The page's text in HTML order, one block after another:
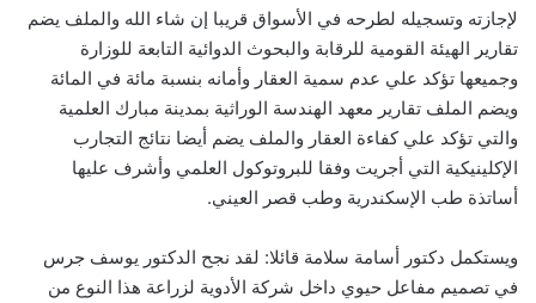
لإجازته وتسجيله لطرحه في الأسواق قريبا إن شاء الله والملف يضم
تقارير الهيئة القومية للرقابة والبحوث الدوائية التابعة للوزارة
وجميعها تؤكد علي عدم سمية العقار وأمانه بنسبة مائة في المائة
ويضم الملف تقارير معهد الهندسة الوراثية بمدينة مبارك العلمية
والتي تؤكد علي كفاءة العقار والملف يضم أيضا نتائج التجارب
الإكلينيكية التي أجريت وفقا للبروتوكول العلمي وأشرف عليها
أساتذة طب الإسكندرية وطب قصر العيني.
ويستكمل دكتور أسامة سلامة قائلا: لقد نجح الدكتور يوسف جرس
في تصميم مفاعل حيوي داخل شركة الأدوية لزراعة هذا النوع من